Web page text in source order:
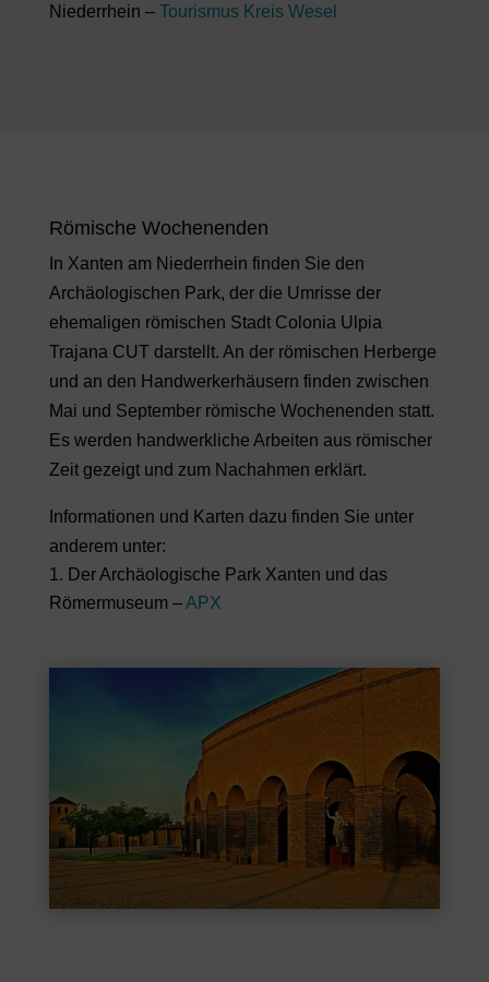
Niederrhein – Tourismus Kreis Wesel
Römische Wochenenden
In Xanten am Niederrhein finden Sie den
Archäologischen Park, der die Umrisse der
ehemaligen römischen Stadt Colonia Ulpia
Trajana CUT darstellt. An der römischen Herberge
und an den Handwerkerhäusern finden zwischen
Mai und September römische Wochenenden statt.
Es werden handwerkliche Arbeiten aus römischer
Zeit gezeigt und zum Nachahmen erklärt.
Informationen und Karten dazu finden Sie unter
anderem unter:
Der Archäologische Park Xanten und das
Römermuseum –APX